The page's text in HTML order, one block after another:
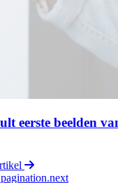
eerste beelden
pagination.next